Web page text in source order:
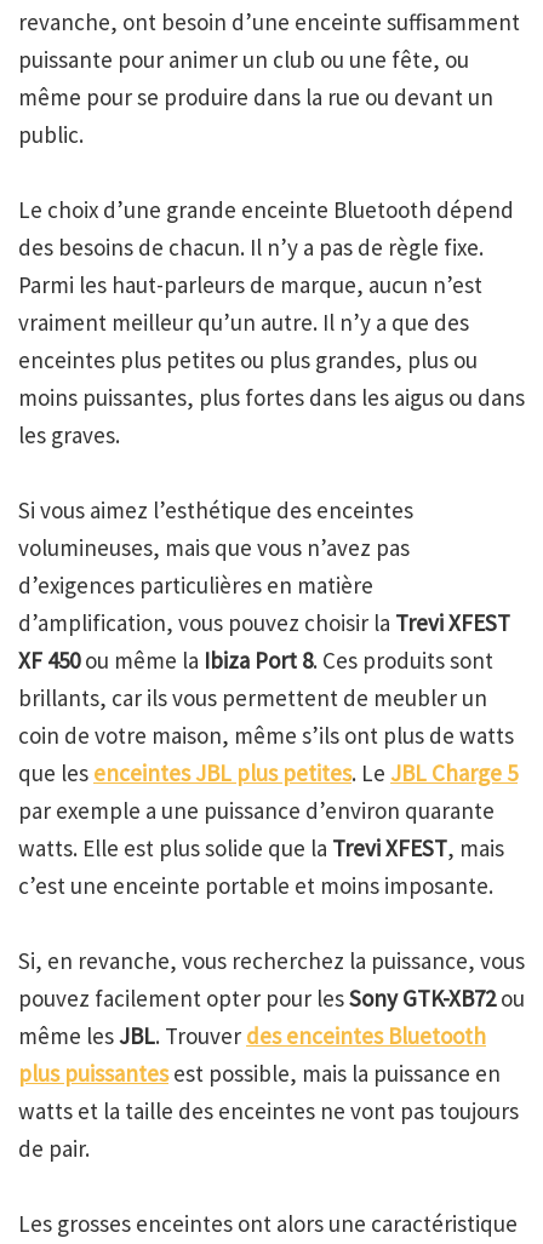
revanche, ont besoin d’une enceinte suffisamment
puissante pour animer un club ou une fête, ou
même pour se produire dans la rue ou devant un
public.
Le choix d’une grande enceinte Bluetooth dépend
des besoins de chacun. Il n’y a pas de règle fixe.
Parmi les haut-parleurs de marque, aucun n’est
vraiment meilleur qu’un autre. Il n’y a que des
enceintes plus petites ou plus grandes, plus ou
moins puissantes, plus fortes dans les aigus ou dans
les graves.
Si vous aimez l’esthétique des enceintes
volumineuses, mais que vous n’avez pas
d’exigences particulières en matière
d’amplification, vous pouvez choisir la Trevi XFEST
XF 450ou même la Ibiza Port 8. Ces produits sont
brillants, car ils vous permettent de meubler un
coin de votre maison, même s’ils ont plus de watts
que les enceintes JBL plus petites. Le JBL Charge 5
par exemple a une puissance d’environ quarante
watts. Elle est plus solide que la Trevi XFEST, mais
c’est une enceinte portable et moins imposante.
Si, en revanche, vous recherchez la puissance, vous
pouvez facilement opter pour lesSony GTK-XB72ou
même lesJBL. Trouver des enceintes Bluetooth
plus puissantesest possible, mais la puissance en
watts et la taille des enceintes ne vont pas toujours
de pair.
Les grosses enceintes ont alors une caractéristique